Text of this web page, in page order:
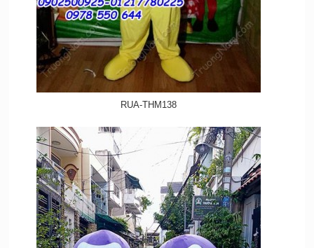
RUA-THM138